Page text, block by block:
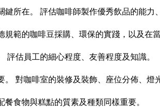
鍵所在。 評估咖啡師製作優秀飲品的能力
規範的咖啡豆採購、環保的實踐，以及在當
評估員工的細心程度、友善程度及知識。
。 對咖啡室的裝修及裝飾、座位分佈、燈
食物與糕點的質素及種類同樣重要。